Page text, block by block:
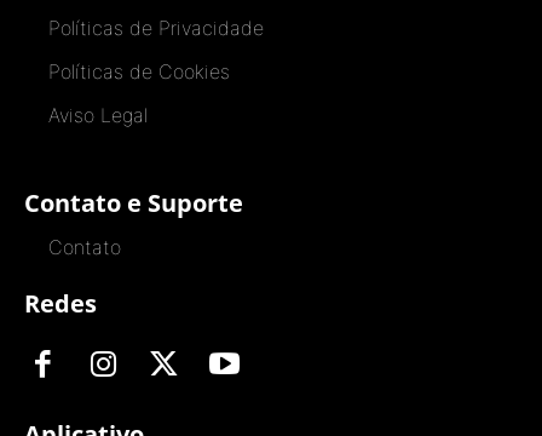
Políticas de Privacidade
Políticas de Cookies
Aviso Legal
Contato e Suporte
Contato
Redes